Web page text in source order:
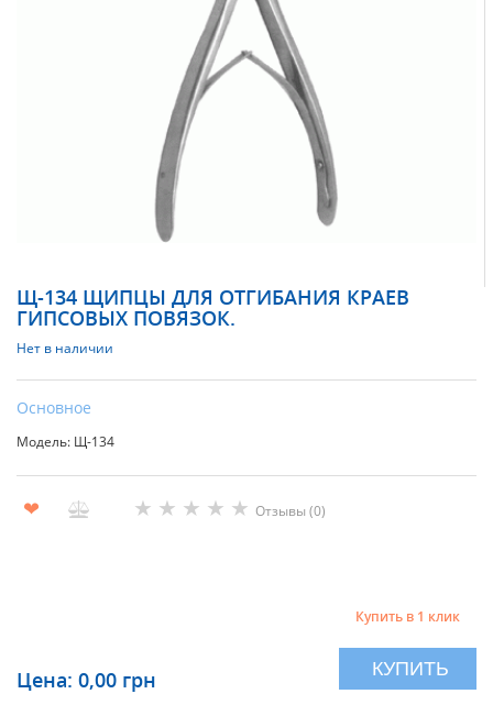
Щ-134 ЩИПЦЫ ДЛЯ ОТГИБАНИЯ КРАЕВ
ГИПСОВЫХ ПОВЯЗОК.
Нет в наличии
Основное
Модель: Щ-134
❤ ★ ★ ★ ★ ★ Отзывы (0)
Цена: 0,00 грн
Купить в 1 клик
КУПИТЬ